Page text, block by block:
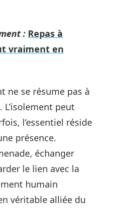
: Repas à
vraiment en
ne se résume pas à
L’isolement peut
l’essentiel réside
présence.
échanger
le lien avec la
humain
véritable alliée du